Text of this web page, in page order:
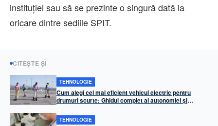
instituției sau să se prezinte o singură dată la
oricare dintre sediile SPIT.
CITEȘTE ȘI
TEHNOLOGIE
Cum alegi cel mai eficient vehicul electric pentru
drumuri scurte: Ghidul complet al autonomiei și
TEHNOLOGIE